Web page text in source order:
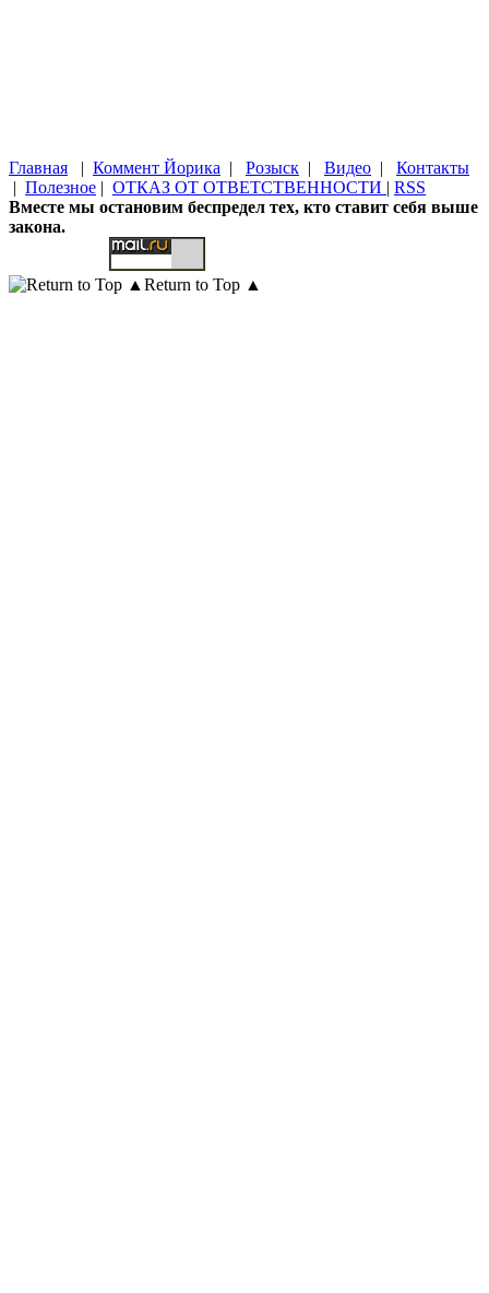
Главная | Коммент Йорика | Розыск | Видео | Контакты
| Полезное | ОТКАЗ ОТ ОТВЕТСТВЕННОСТИ | RSS
Вместе мы остановим беспредел тех, кто ставит себя выше
закона.
Return to Top ▲